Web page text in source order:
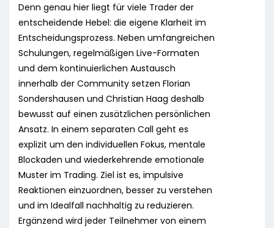
Denn genau hier liegt für viele Trader der
entscheidende Hebel: die eigene Klarheit im
Entscheidungsprozess. Neben umfangreichen
Schulungen, regelmäßigen Live-Formaten
und dem kontinuierlichen Austausch
innerhalb der Community setzen Florian
Sondershausen und Christian Haag deshalb
bewusst auf einen zusätzlichen persönlichen
Ansatz. In einem separaten Call geht es
explizit um den individuellen Fokus, mentale
Blockaden und wiederkehrende emotionale
Muster im Trading. Ziel ist es, impulsive
Reaktionen einzuordnen, besser zu verstehen
und im Idealfall nachhaltig zu reduzieren.
Ergänzend wird jeder Teilnehmer von einem